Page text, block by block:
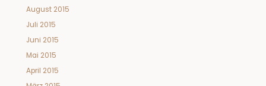
August 2015
Juli 2015
Juni 2015
Mai 2015
April 2015